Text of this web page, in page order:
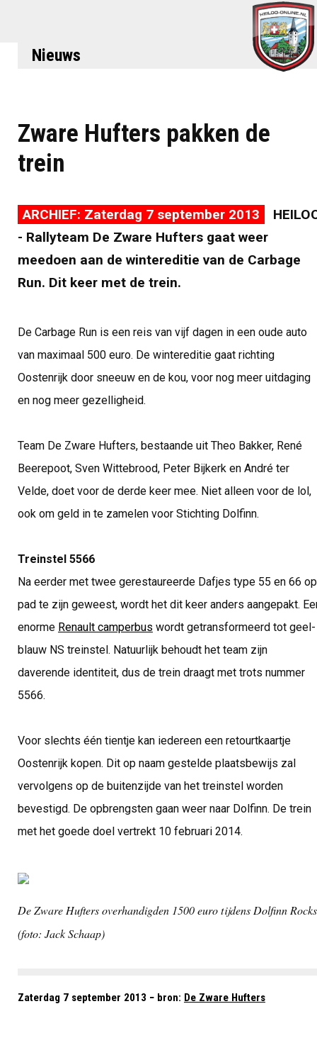
Nieuws
Zware Hufters pakken de
trein
ARCHIEF: Zaterdag 7 september 2013
- Rallyteam De Zware Hufters gaat weer
meedoen aan de wintereditie van de Carbage
Run. Dit keer met de trein.
De Carbage Run is een reis van vijf dagen in een oude auto
van maximaal 500 euro. De wintereditie gaat richting
Oostenrijk door sneeuw en de kou, voor nog meer uitdaging
en nog meer gezelligheid.
Team De Zware Hufters, bestaande uit Theo Bakker, René
Beerepoot, Sven Wittebrood, Peter Bijkerk en André ter
Velde, doet voor de derde keer mee. Niet alleen voor de lol,
ook om geld in te zamelen voor Stichting Dolfinn.
Treinstel 5566
Na eerder met twee gerestaureerde Dafjes type 55 en 66 op
pad te zijn geweest, wordt het dit keer anders aangepakt.
enorme Renault camperbus wordt getransformeerd tot geel-
blauw NS treinstel. Natuurlijk behoudt het team zijn
daverende identiteit, dus de trein draagt met trots nummer
5566.
Voor slechts één tientje kan iedereen een retourtkaartje
Oostenrijk kopen. Dit op naam gestelde plaatsbewijs zal
vervolgens op de buitenzijde van het treinstel worden
bevestigd. De opbrengsten gaan weer naar Dolfinn. De trein
met het goede doel vertrekt 10 februari 2014.
De Zware Hufters overhandigden 1500 euro tijdens Dolfinn Rocks
(foto: Jack Schaap)
Zaterdag 7 september 2013 − bron: De Zware Hufters